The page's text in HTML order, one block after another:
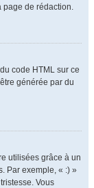
page de rédaction.
code HTML sur ce
générée par du
utilisées grâce à un
Par exemple, « :) »
Vous